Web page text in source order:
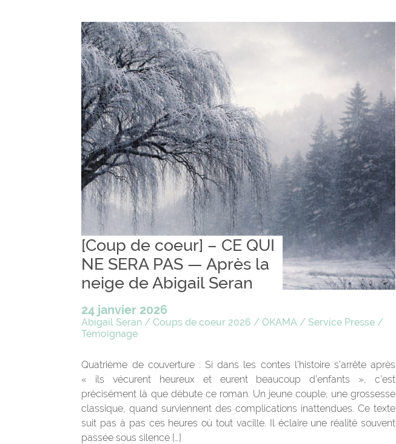
[Coup de coeur] – CE QUI
NE SERA PAS — Après la
neige de Abigail Seran
24 janvier 2026
Abigail Seran /Coups de coeur 2026 /OKAMA /Service Presse /
Témoignage
Quatrième de couverture : Si dans les contes l’histoire s’arrête après
« ils vécurent heureux et eurent beaucoup d’enfants », c’est
précisément là que débute ce roman. Un jeune couple, une grossesse
classique, quand surviennent des complications inattendues. Ce texte
suit pas à pas ces heures où tout vacille. Il éclaire une réalité souvent
passée sous silence […]